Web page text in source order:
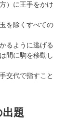
）に王手をかけ
を除くすべての
るように逃げる
間に駒を移動し
交代で指すこと
題